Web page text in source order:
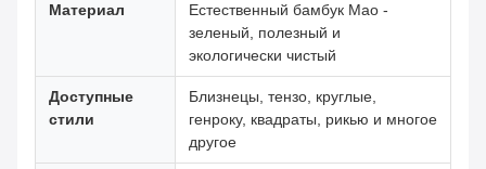
Материал
Естественный бамбук Мао -
зеленый, полезный и
экологически чистый
Доступные
стили
Близнецы, тензо, круглые,
генроку, квадраты, рикью и многое
другое